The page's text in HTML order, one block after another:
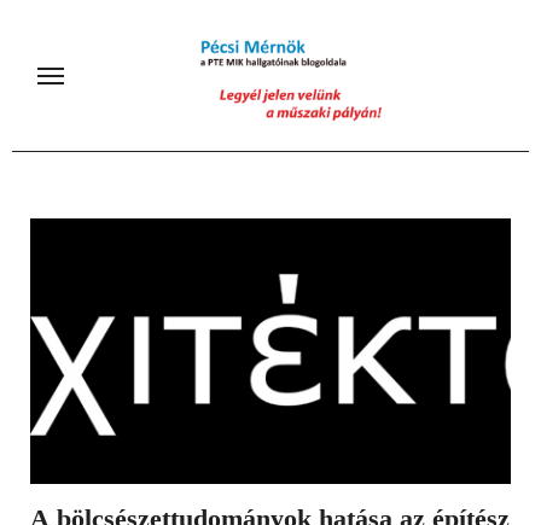
content
A bölcsészettudományok hatása az építész